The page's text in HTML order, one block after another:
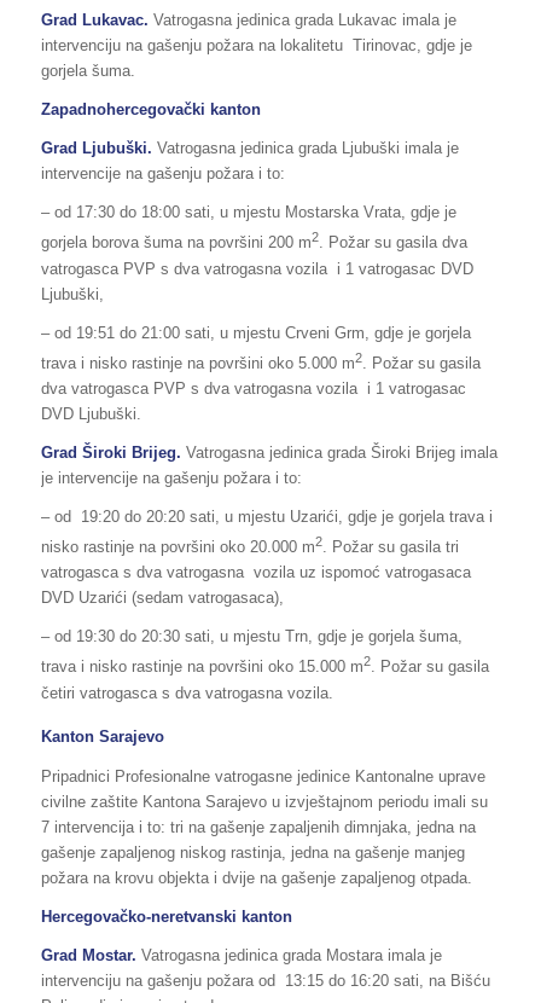
Grad Lukavac. Vatrogasna jedinica grada Lukavac imala je
intervenciju na gašenju požara na lokalitetu Tirinovac, gdje je
gorjela šuma.
Zapadnohercegovački kanton
Grad Ljubuški. Vatrogasna jedinica grada Ljubuški imala je
intervencije na gašenju požara i to:
– od 17:30 do 18:00 sati, u mjestu Mostarska Vrata, gdje je
gorjela borova šuma na površini 200 m2. Požar su gasila dva
vatrogasca PVP s dva vatrogasna vozila i 1 vatrogasac DVD
Ljubuški,
– od 19:51 do 21:00 sati, u mjestu Crveni Grm, gdje je gorjela
trava i nisko rastinje na površini oko 5.000 m2. Požar su gasila
dva vatrogasca PVP s dva vatrogasna vozila i 1 vatrogasac
DVD Ljubuški.
Grad Široki Brijeg. Vatrogasna jedinica grada Široki Brijeg imala
je intervencije na gašenju požara i to:
– od 19:20 do 20:20 sati, u mjestu Uzarići, gdje je gorjela trava i
nisko rastinje na površini oko 20.000 m2. Požar su gasila tri
vatrogasca s dva vatrogasna vozila uz ispomoć vatrogasaca
DVD Uzarići (sedam vatrogasaca),
– od 19:30 do 20:30 sati, u mjestu Trn, gdje je gorjela šuma,
trava i nisko rastinje na površini oko 15.000 m2. Požar su gasila
četiri vatrogasca s dva vatrogasna vozila.
Kanton Sarajevo
Pripadnici Profesionalne vatrogasne jedinice Kantonalne uprave
civilne zaštite Kantona Sarajevo u izvještajnom periodu imali su
7 intervencija i to: tri na gašenje zapaljenih dimnjaka, jedna na
gašenje zapaljenog niskog rastinja, jedna na gašenje manjeg
požara na krovu objekta i dvije na gašenje zapaljenog otpada.
Hercegovačko-neretvanski kanton
Grad Mostar. Vatrogasna jedinica grada Mostara imala je
intervenciju na gašenju požara od 13:15 do 16:20 sati, na Bišću